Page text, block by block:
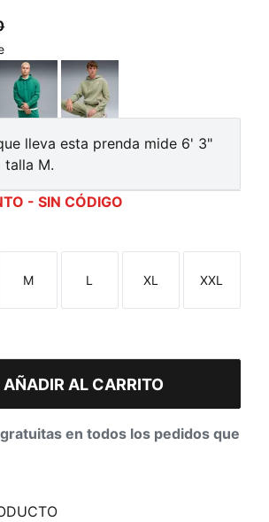
Wild GreenLux Army
lleva esta prenda mide 6' 3"
talla M.
- SIN CÓDIGO
Talla
M
Talla
L
Talla
XL
Talla
XXL
de deseos
AÑADIR AL CARRITO
en todos los pedidos que